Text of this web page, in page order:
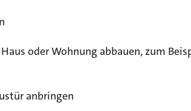
oder Wohnung abbauen, zum
anbringen